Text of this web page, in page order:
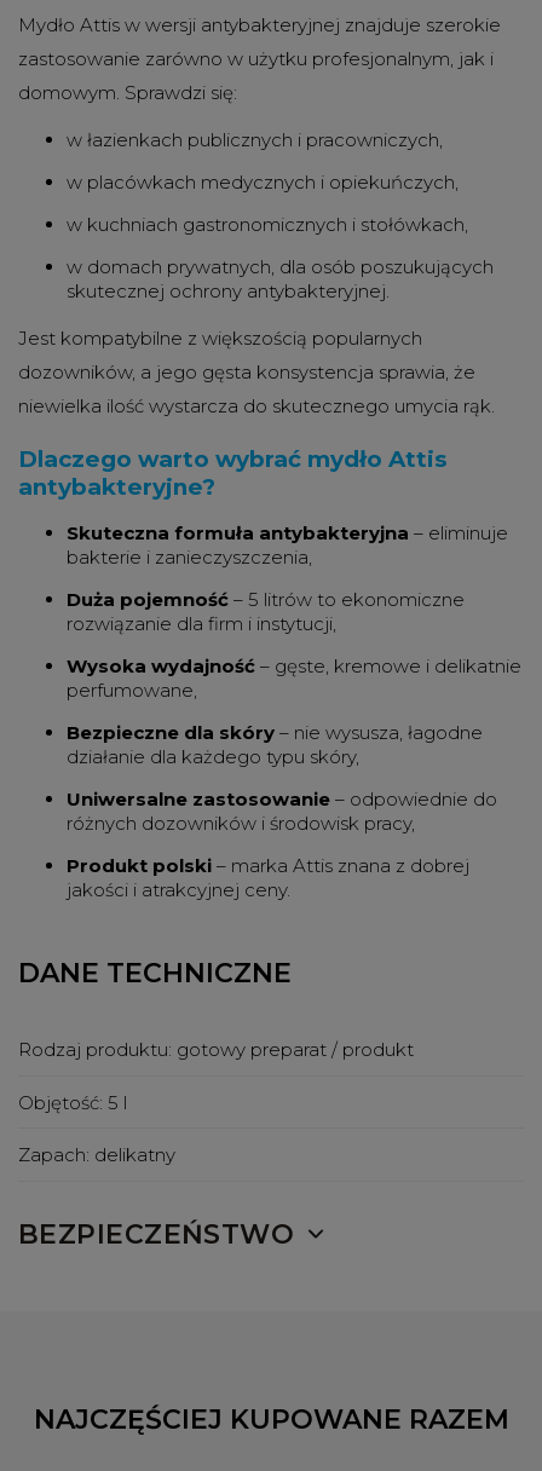
Mydło Attis w wersji antybakteryjnej znajduje szerokie
zastosowanie zarówno w użytku profesjonalnym, jak i
domowym. Sprawdzi się:
w łazienkach publicznych i pracowniczych,
w placówkach medycznych i opiekuńczych,
w kuchniach gastronomicznych i stołówkach,
w domach prywatnych, dla osób poszukujących
skutecznej ochrony antybakteryjnej.
Jest kompatybilne z większością popularnych
dozowników, a jego gęsta konsystencja sprawia, że
niewielka ilość wystarcza do skutecznego umycia rąk.
Dlaczego warto wybrać mydło Attis
antybakteryjne?
Skuteczna formuła antybakteryjna – eliminuje
bakterie i zanieczyszczenia,
Duża pojemność – 5 litrów to ekonomiczne
rozwiązanie dla firm i instytucji,
Wysoka wydajność – gęste, kremowe i delikatnie
perfumowane,
Bezpieczne dla skóry – nie wysusza, łagodne
działanie dla każdego typu skóry,
Uniwersalne zastosowanie – odpowiednie do
różnych dozowników i środowisk pracy,
Produkt polski – marka Attis znana z dobrej
jakości i atrakcyjnej ceny.
DANE TECHNICZNE
Rodzaj produktu: gotowy preparat / produkt
Objętość: 5 l
Zapach: delikatny
BEZPIECZEŃSTWO
NAJCZĘŚCIEJ KUPOWANE RAZEM